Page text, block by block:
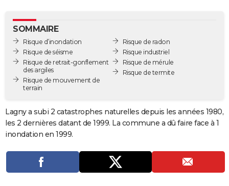
GUIDES D'ACHAT
BONS PLANS
CARTE DE VOEUX
Carte de Noël
Carte Bonne année
Carte Saint-Valentin
Carte Pâques
Carte d'anniversaire
Dictionnaire
Biographies
Citations
Expressions
Proverbes
PROGRAMME TV
COPAINS D'AVANT
Se connecter
Collèges
Universités
Entreprises
Service militaire
Avis de recherche
AVIS DE DÉCÈS
SOMMAIRE
Risque d’inondation
Risque de séisme
Risque de retrait-gonflement
des argiles
Risque de mouvement de
terrain
Risque de radon
Risque industriel
Risque de mérule
Risque de termite
Lagny a subi 2 catastrophes naturelles depuis les années 1980,
les 2 dernières datant de 1999. La commune a dû faire face à 1
inondation en 1999.